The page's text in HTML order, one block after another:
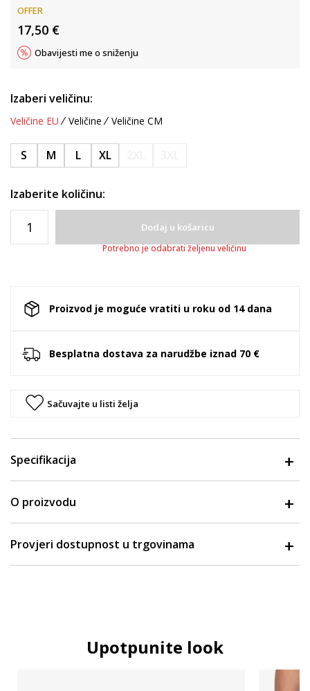
OFFER
17,50 €
Obavijesti me o sniženju
Izaberi veličinu:
Veličine EU Veličine Veličine CM
S M L XL
Izaberite količinu:
Dodaj u košaricu
Potrebno je odabrati željenu veličinu
Proizvod je moguće vratiti u roku od 14 dana
Besplatna dostava za narudžbe iznad 70 €
Sačuvajte u listi želja
Specifikacija
O proizvodu
Provjeri dostupnost u trgovinama
Upotpunite look